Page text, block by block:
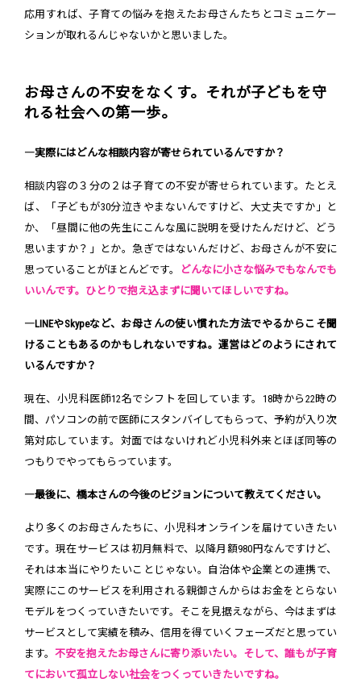
応用すれば、子育ての悩みを抱えたお母さんたちとコミュニケー
ションが取れるんじゃないかと思いました。
お母さんの不安をなくす。それが子どもを守
れる社会への第一歩。
―実際にはどんな相談内容が寄せられているんですか？
相談内容の３分の２は子育ての不安が寄せられています。たとえ
ば、「子どもが30分泣きやまないんですけど、大丈夫ですか」と
か、「昼間に他の先生にこんな風に説明を受けたんだけど、どう
思いますか？」とか。急ぎではないんだけど、お母さんが不安に
思っていることがほとんどです。
どんなに小さな悩みでもなんでも
いいんです。ひとりで抱え込まずに聞いてほしいですね。
―LINEやSkypeなど、お母さんの使い慣れた方法でやるからこそ聞
けることもあるのかもしれないですね。運営はどのようにされて
いるんですか？
現在、小児科医師12名でシフトを回しています。18時から22時の
間、パソコンの前で医師にスタンバイしてもらって、予約が入り次
第対応しています。対面ではないけれど小児科外来とほぼ同等の
つもりでやってもらっています。
―最後に、橋本さんの今後のビジョンについて教えてください。
より多くのお母さんたちに、小児科オンラインを届けていきたい
です。現在サービスは初月無料で、以降月額980円なんですけど、
それは本当にやりたいことじゃない。自治体や企業との連携で、
実際にこのサービスを利用される親御さんからはお金をとらない
モデルをつくっていきたいです。そこを見据えながら、今はまずは
サービスとして実績を積み、信用を得ていくフェーズだと思ってい
ます。 不安を抱えたお母さんに寄り添いたい。そして、誰もが子育
てにおいて孤立しない社会をつくっていきたいですね。